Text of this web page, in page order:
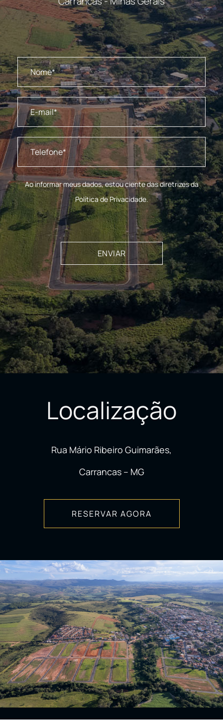
Ao informar meus dados, estou ciente das diretrizes da
Política de Privacidade.
Localização
Rua Mário Ribeiro Guimarães,
Carrancas – MG
RESERVAR AGORA